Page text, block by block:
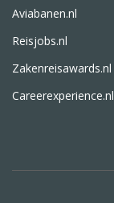
Aviabanen.nl
Reisjobs.nl
Zakenreisawards.nl
Careerexperience.nl